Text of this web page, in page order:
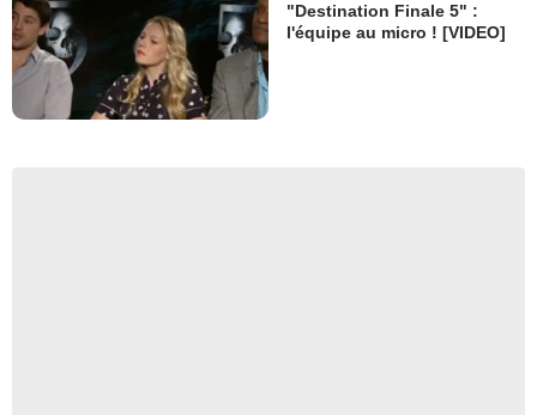
"Destination Finale 5" :
l'équipe au micro ! [VIDEO]